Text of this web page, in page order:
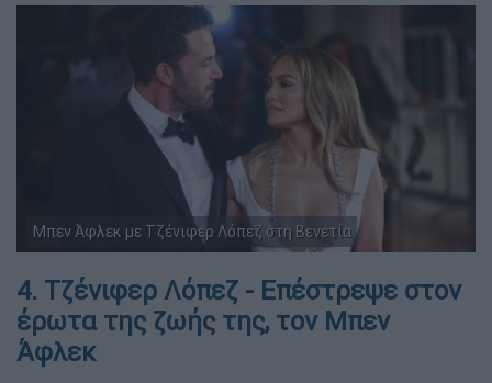
Μπεν Άφλεκ με Τζένιφερ Λόπεζ στη Βενετία
4. Τζένιφερ Λόπεζ - Επέστρεψε στον
έρωτα της ζωής της, τον Μπεν
Άφλεκ